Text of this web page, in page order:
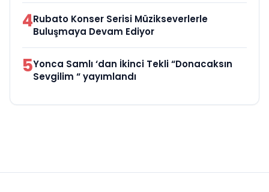
4Rubato Konser Serisi Müzikseverlerle
Buluşmaya Devam Ediyor
5Yonca Samlı ‘dan İkinci Tekli “Donacaksın
Sevgilim “ yayımlandı